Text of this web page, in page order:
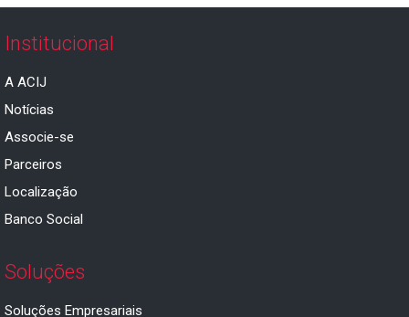
Institucional
A ACIJ
Notícias
Associe-se
Parceiros
Localização
Banco Social
Soluções
Soluções Empresariais